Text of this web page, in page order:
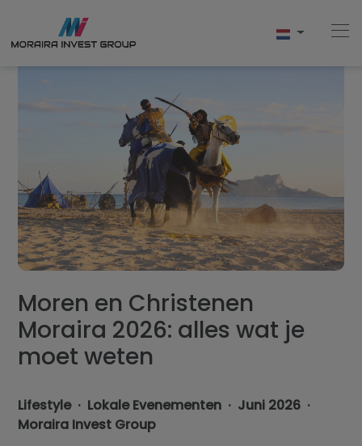
Kopen
Nieuwbouw
Verkopen
Over Ons
Blog
Contact
Moren en Christenen
Moraira 2026: alles wat je
moet weten
Lifestyle · Lokale Evenementen · Juni 2026 ·
Moraira Invest Group